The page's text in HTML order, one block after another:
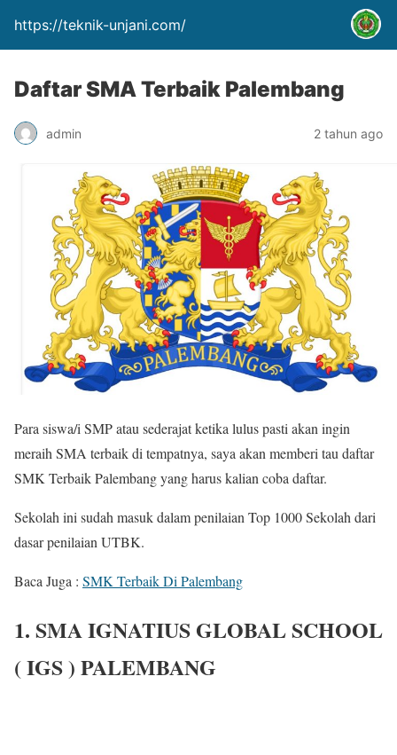
https://teknik-unjani.com/
Daftar SMA Terbaik Palembang
admin 2 tahun ago
Para siswa/i SMP atau sederajat ketika lulus pasti akan ingin
meraih SMA terbaik di tempatnya, saya akan memberi tau daftar
SMK Terbaik Palembang yang harus kalian coba daftar.
Sekolah ini sudah masuk dalam penilaian Top 1000 Sekolah dari
dasar penilaian UTBK.
Baca Juga : SMK Terbaik Di Palembang
1. SMA IGNATIUS GLOBAL SCHOOL
( IGS ) PALEMBANG